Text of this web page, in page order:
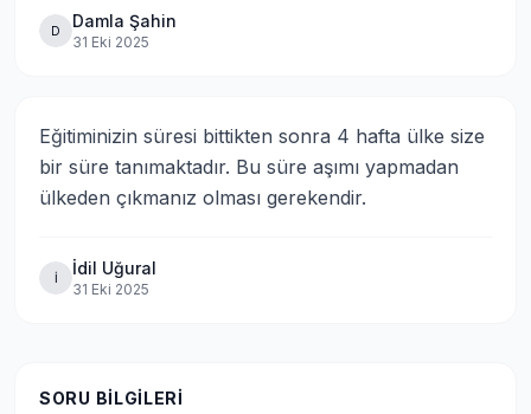
D Damla Şahin
31 Eki 2025
Eğitiminizin süresi bittikten sonra 4 hafta ülke size
bir süre tanımaktadır. Bu süre aşımı yapmadan
ülkeden çıkmanız olması gerekendir.
İ İdil Uğural
31 Eki 2025
SORU BILGILERI